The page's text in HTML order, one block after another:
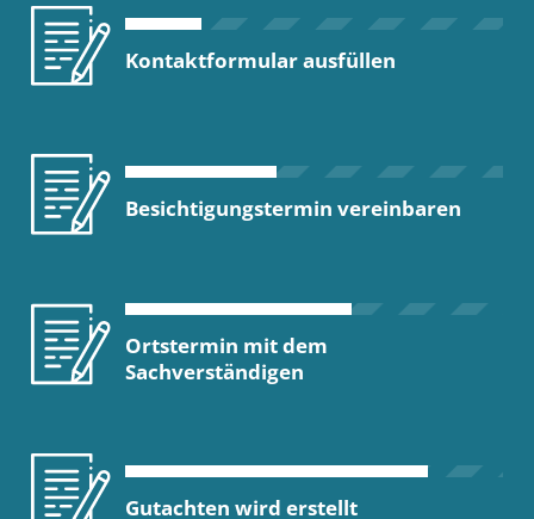
Kontaktformular ausfüllen
Besichtigungstermin vereinbaren
Ortstermin mit dem
Sachverständigen
Gutachten wird erstellt